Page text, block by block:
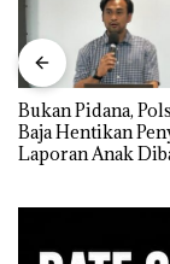
Bukan Pidana,
Baja Hentikan
Laporan Anak